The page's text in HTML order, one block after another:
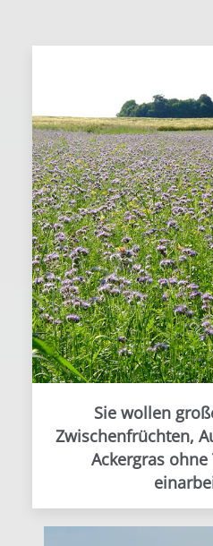
Sie wollen
Zwischenfrüchten,
Ackergras